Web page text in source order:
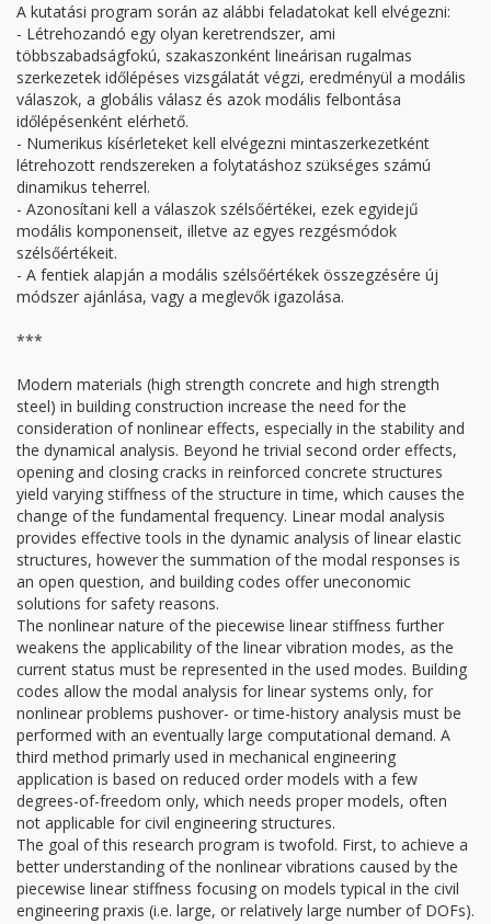
A kutatási program során az alábbi feladatokat kell elvégezni:
- Létrehozandó egy olyan keretrendszer, ami
többszabadságfokú, szakaszonként lineárisan rugalmas
szerkezetek időlépéses vizsgálatát végzi, eredményül a modális
válaszok, a globális válasz és azok modális felbontása
időlépésenként elérhető.
- Numerikus kísérleteket kell elvégezni mintaszerkezetként
létrehozott rendszereken a folytatáshoz szükséges számú
dinamikus teherrel.
- Azonosítani kell a válaszok szélsőértékei, ezek egyidejű
modális komponenseit, illetve az egyes rezgésmódok
szélsőértékeit.
- A fentiek alapján a modális szélsőértékek összegzésére új
módszer ajánlása, vagy a meglevők igazolása.
***
Modern materials (high strength concrete and high strength
steel) in building construction increase the need for the
consideration of nonlinear effects, especially in the stability and
the dynamical analysis. Beyond he trivial second order effects,
opening and closing cracks in reinforced concrete structures
yield varying stiffness of the structure in time, which causes the
change of the fundamental frequency. Linear modal analysis
provides effective tools in the dynamic analysis of linear elastic
structures, however the summation of the modal responses is
an open question, and building codes offer uneconomic
solutions for safety reasons.
The nonlinear nature of the piecewise linear stiffness further
weakens the applicability of the linear vibration modes, as the
current status must be represented in the used modes. Building
codes allow the modal analysis for linear systems only, for
nonlinear problems pushover- or time-history analysis must be
performed with an eventually large computational demand. A
third method primarly used in mechanical engineering
application is based on reduced order models with a few
degrees-of-freedom only, which needs proper models, often
not applicable for civil engineering structures.
The goal of this research program is twofold. First, to achieve a
better understanding of the nonlinear vibrations caused by the
piecewise linear stiffness focusing on models typical in the civil
engineering praxis (i.e. large, or relatively large number of DOFs).